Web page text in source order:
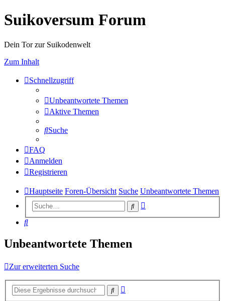
Suikoversum Forum
Dein Tor zur Suikodenwelt
Zum Inhalt
Schnellzugriff
Unbeantwortete Themen
Aktive Themen
Suche
FAQ
Anmelden
Registrieren
Hauptseite Foren-Übersicht Suche Unbeantwortete Themen
Suche
Suche
Unbeantwortete Themen
Zur erweiterten Suche
Suche